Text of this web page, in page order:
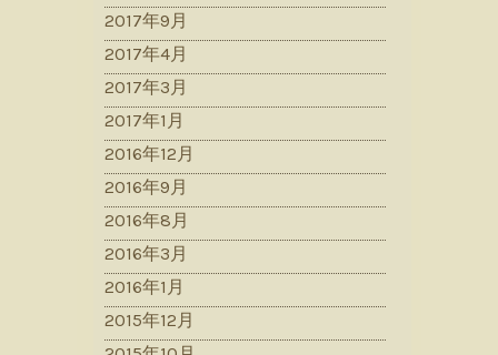
2017年9月
2017年4月
2017年3月
2017年1月
2016年12月
2016年9月
2016年8月
2016年3月
2016年1月
2015年12月